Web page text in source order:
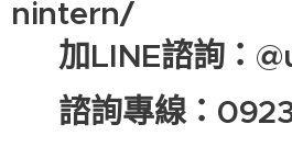
nintern/
📩 加LINE諮詢：
📞 諮詢專線：